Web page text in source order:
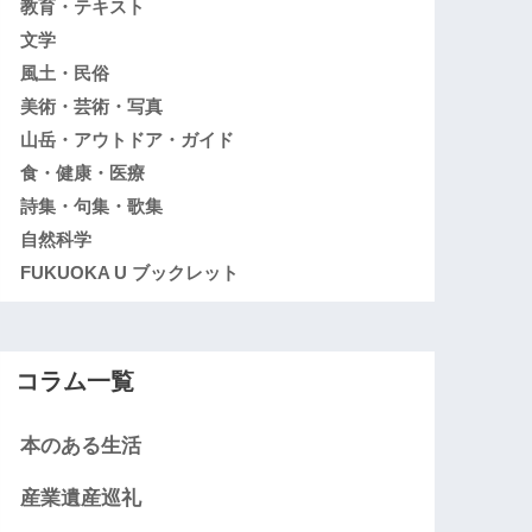
教育・テキスト
文学
風土・民俗
美術・芸術・写真
山岳・アウトドア・ガイド
食・健康・医療
詩集・句集・歌集
自然科学
FUKUOKA U ブックレット
コラム一覧
本のある生活
産業遺産巡礼